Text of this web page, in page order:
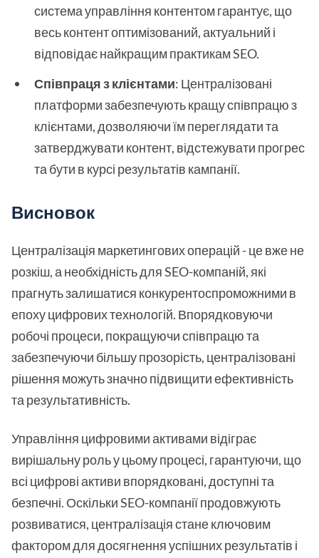
система управління контентом гарантує, що
весь контент оптимізований, актуальний і
відповідає найкращим практикам SEO.
Співпраця з клієнтами: Централізовані
платформи забезпечують кращу співпрацю з
клієнтами, дозволяючи їм переглядати та
затверджувати контент, відстежувати прогрес
та бути в курсі результатів кампанії.
Висновок
Централізація маркетингових операцій - це вже не
розкіш, а необхідність для SEO-компаній, які
прагнуть залишатися конкурентоспроможними в
епоху цифрових технологій. Впорядковуючи
робочі процеси, покращуючи співпрацю та
забезпечуючи більшу прозорість, централізовані
рішення можуть значно підвищити ефективність
та результативність.
Управління цифровими активами відіграє
вирішальну роль у цьому процесі, гарантуючи, що
всі цифрові активи впорядковані, доступні та
безпечні. Оскільки SEO-компанії продовжують
розвиватися, централізація стане ключовим
фактором для досягнення успішних результатів і